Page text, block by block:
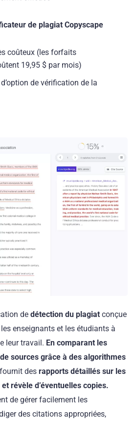
de plagiat Copyscape
coûteux (les forfaits
19,95 $ par mois)
de vérification de la
de détection du plagiat conçue
enseignants et les étudiants à
leur travail. En comparant les
sources grâce à des algorithmes
des rapports détaillés sur les
révèle d’éventuelles copies.
de gérer facilement les
des citations appropriées,